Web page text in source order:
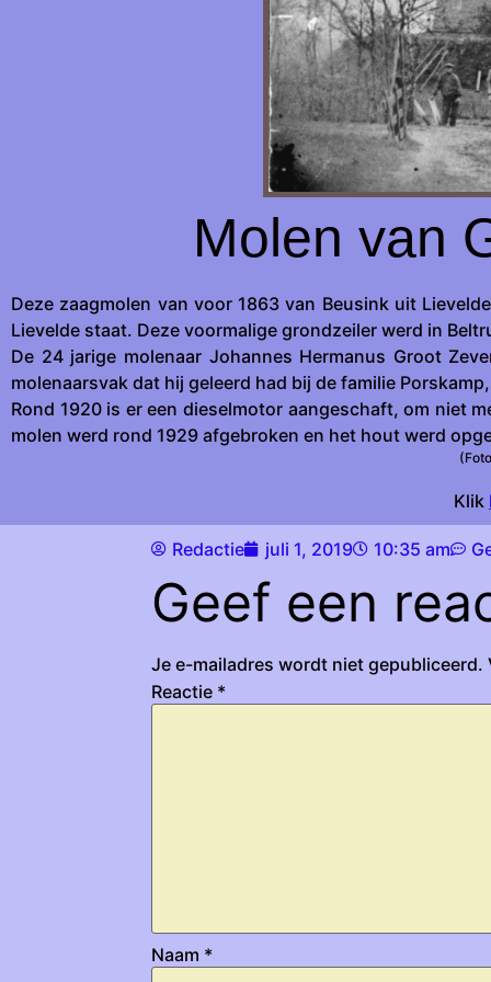
Molen van
Deze zaagmolen van voor 1863 van Beusink uit
Lievelde staat. Deze voormalige grondzeiler werd in
De 24 jarige molenaar Johannes Hermanus Groot
molenaarsvak dat hij geleerd had bij de familie
Rond 1920 is er een dieselmotor aangeschaft, om niet
molen werd rond 1929 afgebroken en het hout werd
Klik
Redactie juli 1, 2019 10:35 am
Geef een
Je e-mailadres wordt niet gepubliceerd.
Reactie *
Naam *